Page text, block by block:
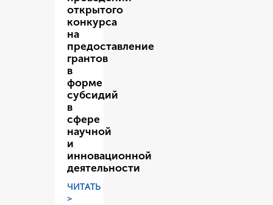
открытого
конкурса
на
предоставление
грантов
в
форме
субсидий
в
сфере
научной
и
инновационной
деятельности
ЧИТАТЬ
>